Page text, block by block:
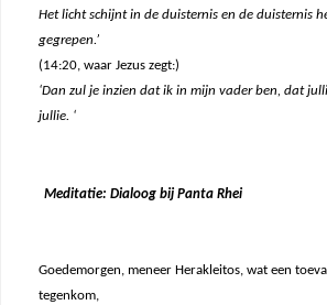
Het licht schijnt in de duisternis en de duisternis
gegrepen.’
(14:20, waar Jezus zegt:)
‘Dan zul je inzien dat ik in mijn vader ben, dat
jullie. ‘
Meditatie: Dialoog bij Panta Rhei
Goedemorgen, meneer Herakleitos, wat een
tegenkom,